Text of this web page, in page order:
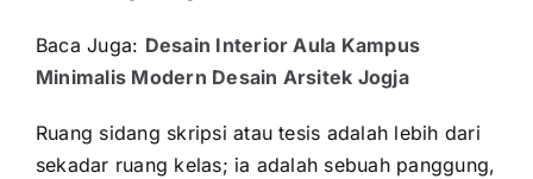
Baca Juga: Desain Interior Aula Kampus
Minimalis Modern Desain Arsitek Jogja
Ruang sidang skripsi atau tesis adalah lebih dari
sekadar ruang kelas; ia adalah sebuah panggung,